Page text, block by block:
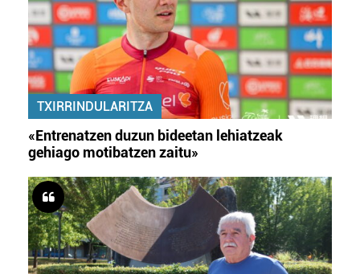
TXIRRINDULARITZA
«Entrenatzen duzun bideetan lehiatzeak
gehiago motibatzen zaitu»